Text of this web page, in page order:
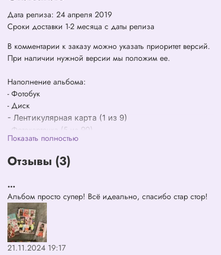
Дата релиза: 24 апреля 2019
Сроки доставки 1-2 месяца с даты релиза
В комментарии к заказу можно указать приоритет версий.
При наличии нужной версии мы положим ее.
Наполнение альбома:
- Фотобук
- Диск
- Лентикулярная карта (1 из 9)
- Фотокарточка (5 из 90)
- Стикер
Все покупки в магазине будут отображаться на чартах
HANTEO и GAON.
Внешняя упаковка предназначена только для защиты
товара (царапины и небольшие повреждения не могут
быть причиной обмена или возврата).
Показать полностью
Отзывы (3)
…
Альбом просто супер! Всё идеально, спасибо стар стор!
21.11.2024 19:17